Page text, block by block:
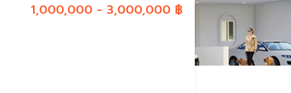
1,000,000 - 3,000,000 ฿